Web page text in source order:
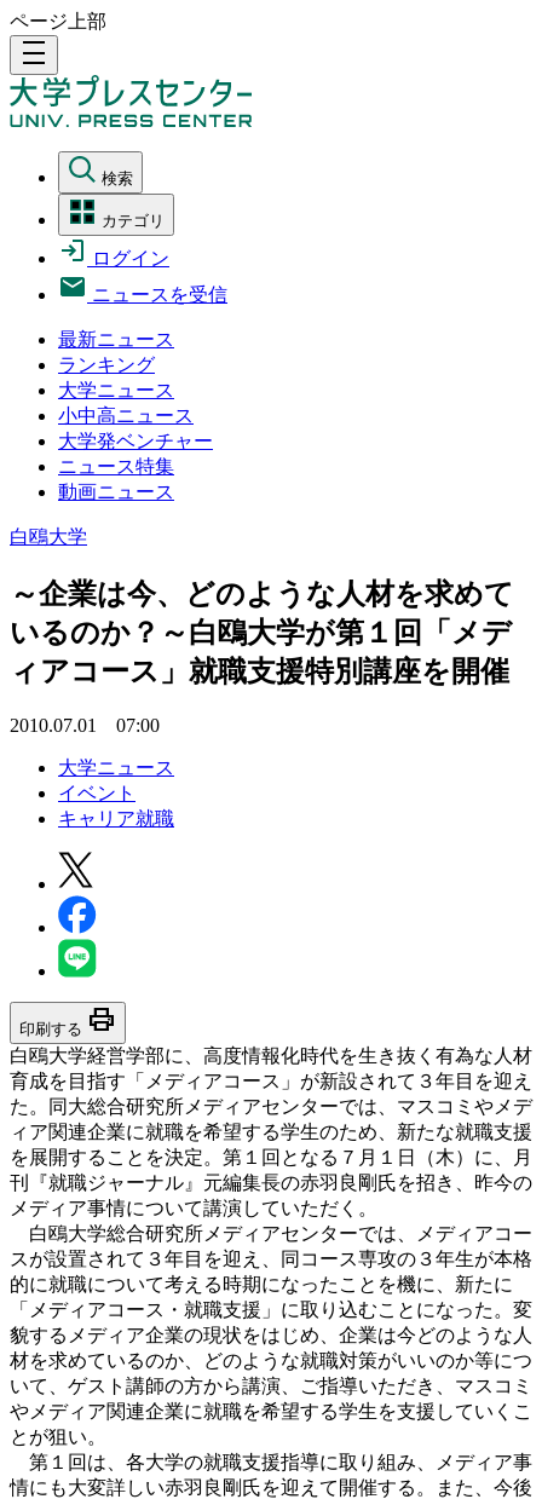
ページ上部
density_medium
検索
カテゴリ
ログイン
ニュースを受信
最新ニュース
ランキング
大学ニュース
小中高ニュース
大学発ベンチャー
ニュース特集
動画ニュース
白鴎大学
～企業は今、どのような人材を求めて
いるのか？～白鴎大学が第１回「メデ
ィアコース」就職支援特別講座を開催
2010.07.01 07:00
大学ニュース
イベント
キャリア就職
印刷する print
白鴎大学経営学部に、高度情報化時代を生き抜く有為な人材
育成を目指す「メディアコース」が新設されて３年目を迎え
た。同大総合研究所メディアセンターでは、マスコミやメデ
ィア関連企業に就職を希望する学生のため、新たな就職支援
を展開することを決定。第１回となる７月１日（木）に、月
刊『就職ジャーナル』元編集長の赤羽良剛氏を招き、昨今の
メディア事情について講演していただく。
白鴎大学総合研究所メディアセンターでは、メディアコー
スが設置されて３年目を迎え、同コース専攻の３年生が本格
的に就職について考える時期になったことを機に、新たに
「メディアコース・就職支援」に取り込むことになった。変
貌するメディア企業の現状をはじめ、企業は今どのような人
材を求めているのか、どのような就職対策がいいのか等につ
いて、ゲスト講師の方から講演、ご指導いただき、マスコミ
やメディア関連企業に就職を希望する学生を支援していくこ
とが狙い。
第１回は、各大学の就職支援指導に取り組み、メディア事
情にも大変詳しい赤羽良剛氏を迎えて開催する。また、今後